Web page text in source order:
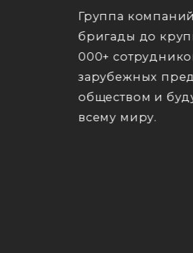
Группа
бригады до
000+
зарубежных
обществом и
всему миру.